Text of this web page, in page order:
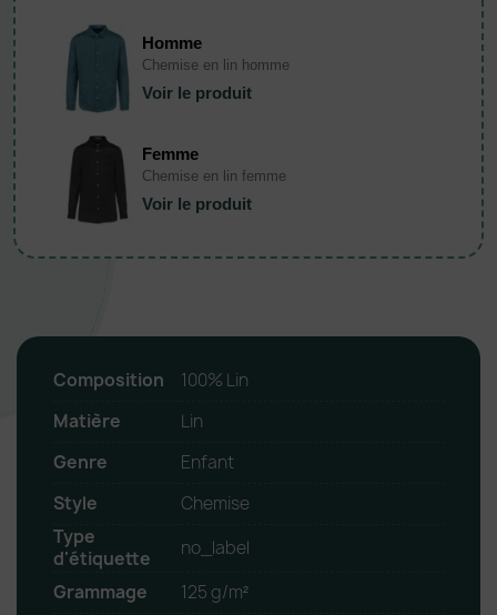
Homme
Chemise en lin homme
Voir le produit
Femme
Chemise en lin femme
Voir le produit
Composition
100% Lin
Matière
Lin
Genre
Enfant
Style
Chemise
Type
d'étiquette
no_label
Grammage
125 g/m²